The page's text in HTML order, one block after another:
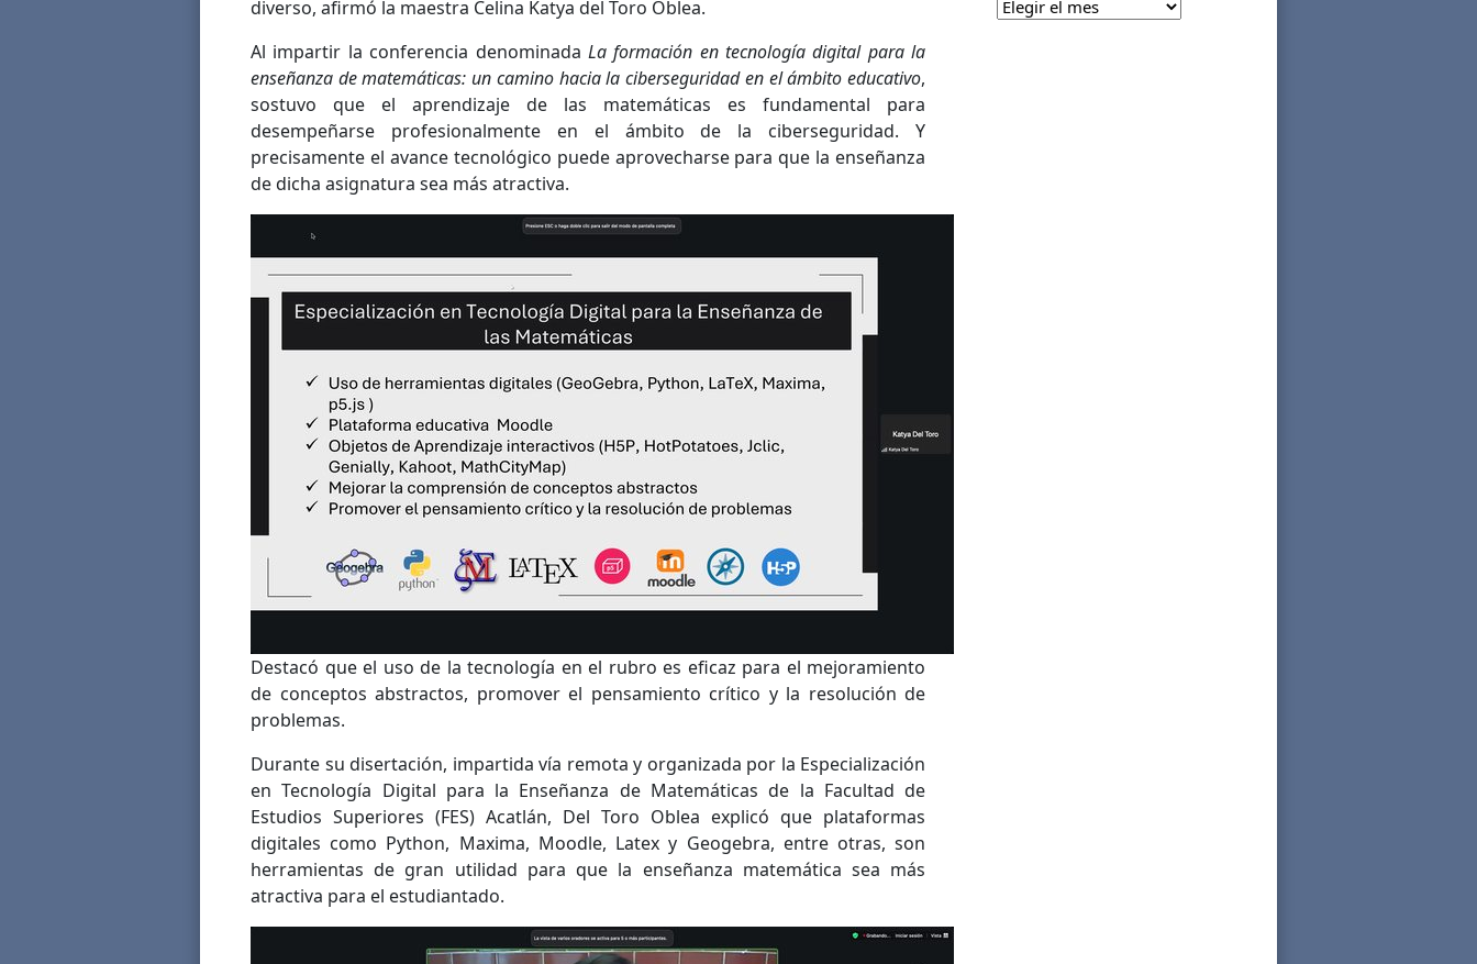
diverso, afirmó la maestra Celina Katya del Toro Oblea.
Al impartir la conferencia denominada La formación en tecnología digital para la
enseñanza de matemáticas: un camino hacia la ciberseguridad en el ámbito educativo,
sostuvo que el aprendizaje de las matemáticas es fundamental para
desempeñarse profesionalmente en el ámbito de la ciberseguridad. Y
precisamente el avance tecnológico puede aprovecharse para que la enseñanza
de dicha asignatura sea más atractiva.
Destacó que el uso de la tecnología en el rubro es eficaz para el mejoramiento
de conceptos abstractos, promover el pensamiento crítico y la resolución de
problemas.
Durante su disertación, impartida vía remota y organizada por la Especialización
en Tecnología Digital para la Enseñanza de Matemáticas de la Facultad de
Estudios Superiores (FES) Acatlán, Del Toro Oblea explicó que plataformas
digitales como Python, Maxima, Moodle, Latex y Geogebra, entre otras, son
herramientas de gran utilidad para que la enseñanza matemática sea más
atractiva para el estudiantado.